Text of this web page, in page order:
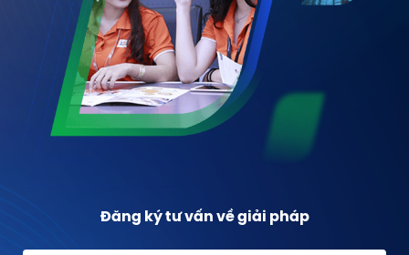
Đăng ký tư vấn về giải pháp